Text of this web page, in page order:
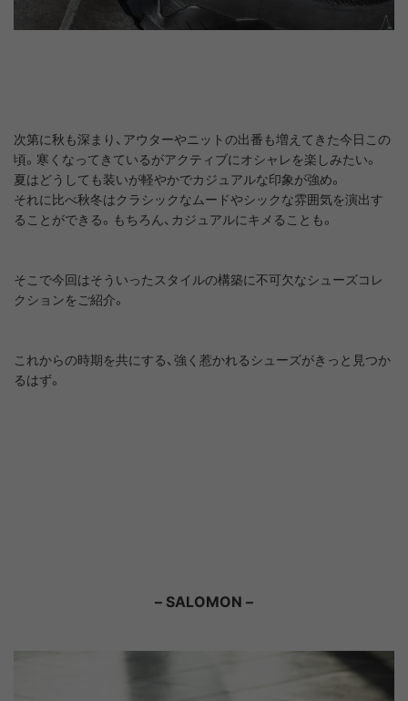
次第に秋も深まり、アウターやニットの出番も増えてきた今日この
頃。寒くなってきているがアクティブにオシャレを楽しみたい。
夏はどうしても装いが軽やかでカジュアルな印象が強め。
それに比べ秋冬はクラシックなムードやシックな雰囲気を演出す
ることができる。もちろん、カジュアルにキメることも。
そこで今回はそういったスタイルの構築に不可欠なシューズコレ
クションをご紹介。
これからの時期を共にする、強く惹かれるシューズがきっと見つか
るはず。
– SALOMON –